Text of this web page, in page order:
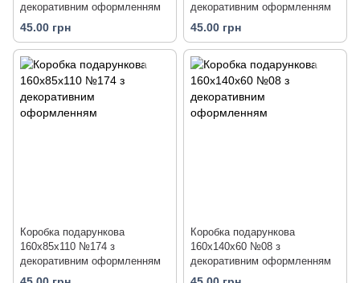
декоративним оформленням
45.00 грн
декоративним оформленням
45.00 грн
Коробка подарункова
160х85х110 №174 з
декоративним оформленням
Коробка подарункова
160х140х60 №08 з
декоративним оформленням